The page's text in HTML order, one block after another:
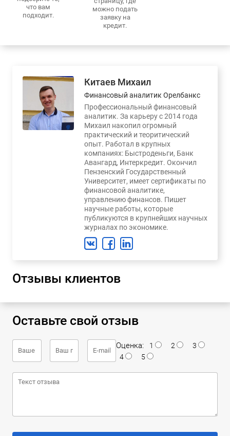
что вам
подходит.
можно подать
заявку на
кредит.
Китаев Михаил
Финансовый аналитик Орелбанкс
Профессиональный финансовый
аналитик. За карьеру с 2014 года
Михаил накопил огромный
практический и теоритический
опыт. Работал в крупных
компаниях: Быстроденьги, Банк
Авангард, Интеркредит. Окончил
Пензенский Государственный
Университет, имеет сертификаты по
финансовой аналитике,
управлению финансов. Пишет
научные работы, которые
публикуются в крупнейших научных
журналах по экономике.
Отзывы клиентов
Оставьте свой отзыв
Оценка: 1 2
3
4
5